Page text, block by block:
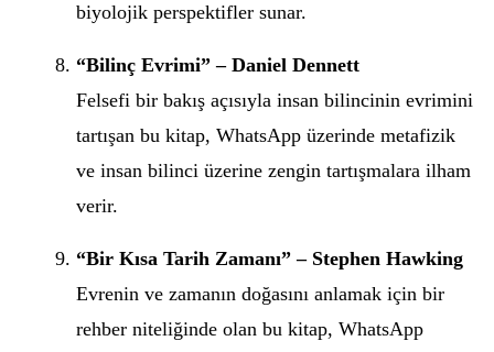
biyolojik perspektifler sunar.
“Bilinç Evrimi” – Daniel Dennett
Felsefi bir bakış açısıyla insan bilincinin evrimini
tartışan bu kitap, WhatsApp üzerinde metafizik
ve insan bilinci üzerine zengin tartışmalara ilham
verir.
“Bir Kısa Tarih Zamanı” – Stephen Hawking
Evrenin ve zamanın doğasını anlamak için bir
rehber niteliğinde olan bu kitap, WhatsApp